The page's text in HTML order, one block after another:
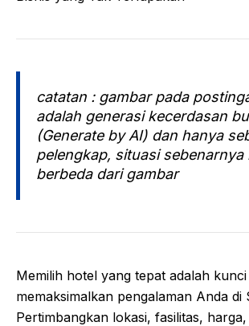
catatan : gambar pada
adalah generasi kecerdasan
(Generate by AI) dan hanya
pelengkap, situasi sebenarnya
berbeda dari gambar
Memilih hotel yang tepat adalah
memaksimalkan pengalaman Anda di
Pertimbangkan lokasi, fasilitas,